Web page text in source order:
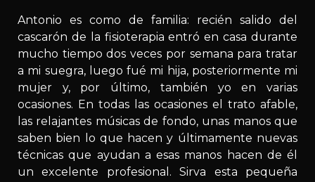
Antonio es como de familia: recién salido del
cascarón de la fisioterapia entró en casa durante
mucho tiempo dos veces por semana para tratar
a mi suegra, luego fué mi hija, posteriormente mi
mujer y, por último, también yo en varias
ocasiones. En todas las ocasiones el trato afable,
las relajantes músicas de fondo, unas manos que
saben bien lo que hacen y últimamente nuevas
técnicas que ayudan a esas manos hacen de él
un excelente profesional. Sirva esta pequeña